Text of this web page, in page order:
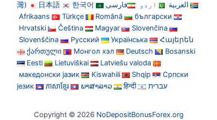
灣)
日本語 한국어 العربية اردو
فارسی
Afrikaans
Türkçe Română
български
Hrvatski
Čeština Magyar
Slovenčina
Slovenščina
Русский Українська
Հայերեն
ქართული
Монгол хэл Deutsch
Bosanski
Eesti
Lietuviškai
Latviešu valoda
македонски јазик
Kiswahili Shqip
Српски
језик
ភាសាខ្មែរ ພາສາລາວ हिन्दी עברית
Copyright © 2026 NoDepositBonusForex.org